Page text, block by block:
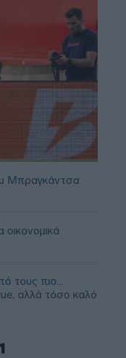
Μπραγκάντσα
τους πιο...
αλλά τόσο καλό